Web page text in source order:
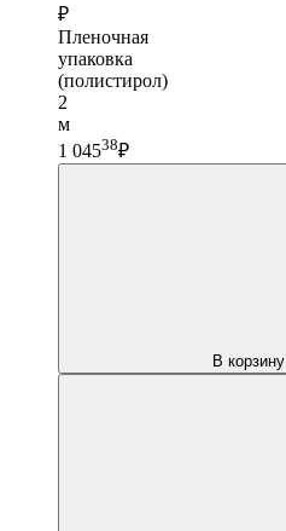
₽
Пленочная
упаковка
(полистирол)
2
м
1 04538₽
В корзину